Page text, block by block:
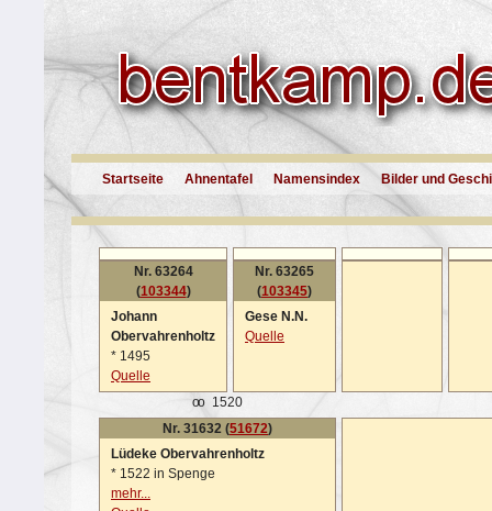
Startseite Ahnentafel Namensindex Bilder und
Nr. 63264
(103344)
Johann
Obervahrenholtz
* 1495
Quelle
Nr. 63265
(103345)
Gese N.N.
Quelle
oo
1520
Nr. 31632 (51672)
Lüdeke Obervahrenholtz
* 1522 in Spenge
mehr...